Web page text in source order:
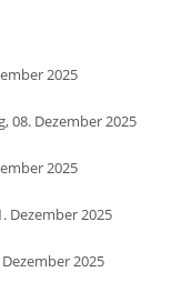
2025
08. Dezember 2025
2025
Dezember 2025
2025